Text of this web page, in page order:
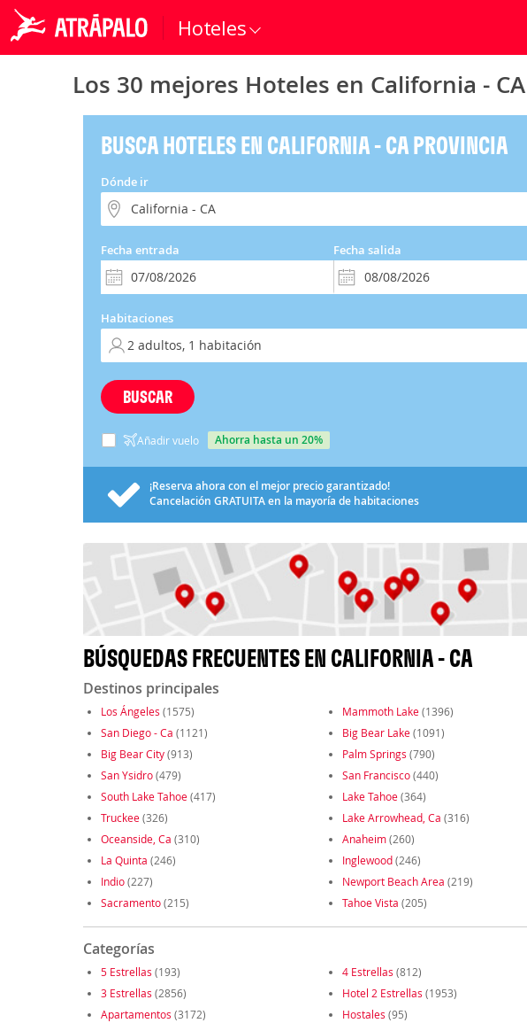
Hoteles
Los 30 mejores Hoteles en California -
BUSCA HOTELES EN CALIFORNIA - CA PROVINCIA
Dónde ir
Fecha entrada Fecha salida
Habitaciones
BUSCAR
Añadir vuelo ahorra hasta un 20%
¡Reserva ahora con el mejor precio garantizado!
Cancelación GRATUITAen la mayoría de habitaciones
BÚSQUEDAS FRECUENTES EN CALIFORNIA - CA
Destinos principales
Los Ángeles (1575) Mammoth Lake(1396)
San Diego - Ca (1121) Big Bear Lake(1091)
Big Bear City(913) Palm Springs (790)
San Ysidro(479) San Francisco(440)
South Lake Tahoe(417) Lake Tahoe(364)
Truckee(326) Lake Arrowhead, Ca (316)
Oceanside, Ca (310) Anaheim(260)
La Quinta (246) Inglewood(246)
Indio(227) Newport Beach Area (219)
Sacramento(215) Tahoe Vista (205)
Categorías
5 Estrellas (193) 4 Estrellas (812)
3 Estrellas (2856) Hotel 2 Estrellas (1953)
Apartamentos (3172) Hostales (95)